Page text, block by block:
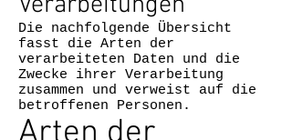
Die nachfolgende Übersicht
fasst die Arten der
verarbeiteten Daten und die
Zwecke ihrer Verarbeitung
zusammen und verweist auf die
betroffenen Personen.